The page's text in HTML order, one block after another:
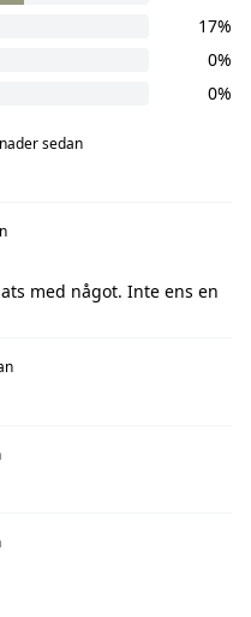
17%
0%
0%
sedan
med något. Inte ens en